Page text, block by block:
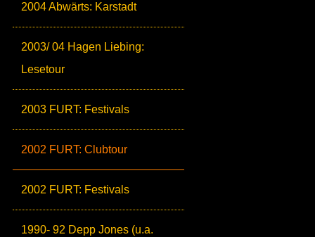
2004 Abwärts: Karstadt
2003/ 04 Hagen Liebing:
Lesetour
2003 FURT: Festivals
2002 FURT: Clubtour
2002 FURT: Festivals
1990- 92 Depp Jones (u.a.